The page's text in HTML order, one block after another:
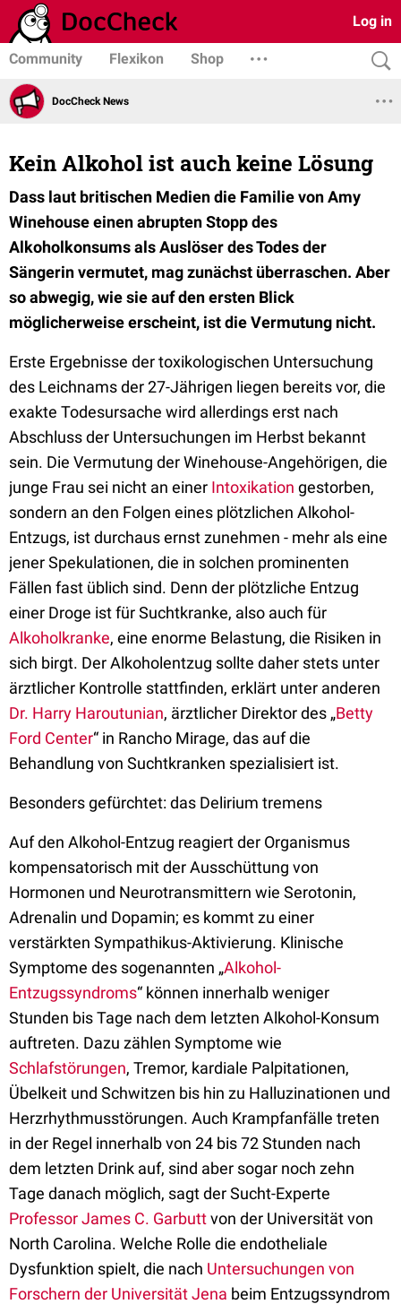
Log in
Community Flexikon Shop
DocCheck News
Kein Alkohol ist auch keine Lösung
Dass laut britischen Medien die Familie von Amy
Winehouse einen abrupten Stopp des
Alkoholkonsums als Auslöser des Todes der
Sängerin vermutet, mag zunächst überraschen. Aber
so abwegig, wie sie auf den ersten Blick
möglicherweise erscheint, ist die Vermutung nicht.
Erste Ergebnisse der toxikologischen Untersuchung
des Leichnams der 27-Jährigen liegen bereits vor, die
exakte Todesursache wird allerdings erst nach
Abschluss der Untersuchungen im Herbst bekannt
sein. Die Vermutung der Winehouse-Angehörigen, die
junge Frau sei nicht an einer Intoxikation gestorben,
sondern an den Folgen eines plötzlichen Alkohol-
Entzugs, ist durchaus ernst zunehmen - mehr als eine
jener Spekulationen, die in solchen prominenten
Fällen fast üblich sind. Denn der plötzliche Entzug
einer Droge ist für Suchtkranke, also auch für
Alkoholkranke, eine enorme Belastung, die Risiken in
sich birgt. Der Alkoholentzug sollte daher stets unter
ärztlicher Kontrolle stattfinden, erklärt unter anderen
Dr. Harry Haroutunian, ärztlicher Direktor des „Betty
Ford Center“ in Rancho Mirage, das auf die
Behandlung von Suchtkranken spezialisiert ist.
Besonders gefürchtet: das Delirium tremens
Auf den Alkohol-Entzug reagiert der Organismus
kompensatorisch mit der Ausschüttung von
Hormonen und Neurotransmittern wie Serotonin,
Adrenalin und Dopamin; es kommt zu einer
verstärkten Sympathikus-Aktivierung. Klinische
Symptome des sogenannten „Alkohol-
Entzugssyndroms“ können innerhalb weniger
Stunden bis Tage nach dem letzten Alkohol-Konsum
auftreten. Dazu zählen Symptome wie
Schlafstörungen, Tremor, kardiale Palpitationen,
Übelkeit und Schwitzen bis hin zu Halluzinationen und
Herzrhythmusstörungen. Auch Krampfanfälle treten
in der Regel innerhalb von 24 bis 72 Stunden nach
dem letzten Drink auf, sind aber sogar noch zehn
Tage danach möglich, sagt der Sucht-Experte
Professor James C. Garbuttvon der Universität von
North Carolina. Welche Rolle die endotheliale
Dysfunktion spielt, die nach Untersuchungen von
Forschern der Universität Jena beim Entzugssyndrom